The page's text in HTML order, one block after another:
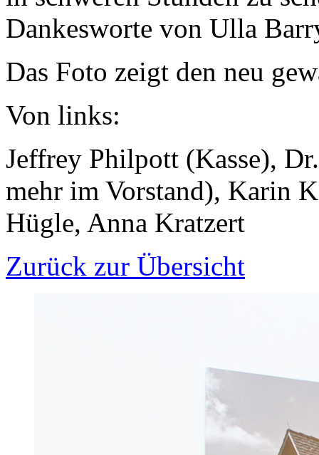
Dankesworte von Ulla
Das Foto zeigt den neu
Von links:
Jeffrey Philpott (Kasse),
mehr im Vorstand), Karin
Hügle, Anna Kratzert
Zurück zur Übersicht